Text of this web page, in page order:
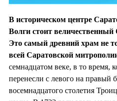
В историческом центре
Волги стоит
Это самый древний храм не
всей Саратовской
семнадцатом веке, в то время,
перенесли с левого на правый
восемнадцатого столетия